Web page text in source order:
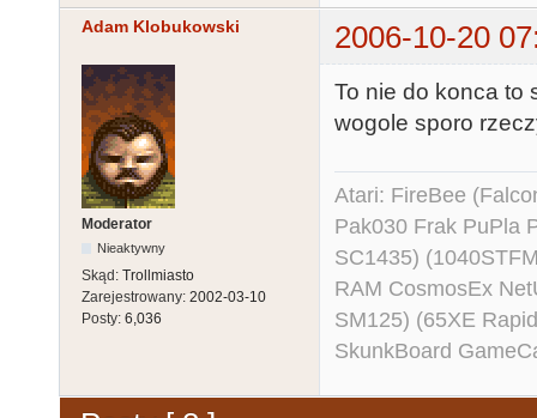
Adam Klobukowski 2006-10-20
Moderator
Nieaktywny
Skąd: Trollmiasto
Zarejestrowany: 2002-03-10
Posty: 6,036
To nie do konca to
wogole sporo
Atari: FireBee
Pak030 Frak PuPla
SC1435)
RAM CosmosEx
SM125) (65XE
SkunkBoard